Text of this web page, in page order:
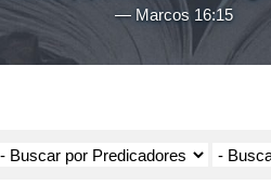
― Marcos 16:15